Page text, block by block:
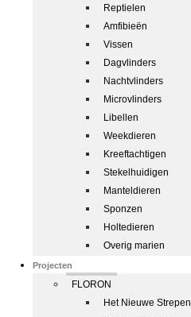
Reptielen
Amfibieën
Vissen
Dagvlinders
Nachtvlinders
Microvlinders
Libellen
Weekdieren
Kreeftachtigen
Stekelhuidigen
Manteldieren
Sponzen
Holtedieren
Overig marien
Projecten
FLORON
Het Nieuwe Strepen